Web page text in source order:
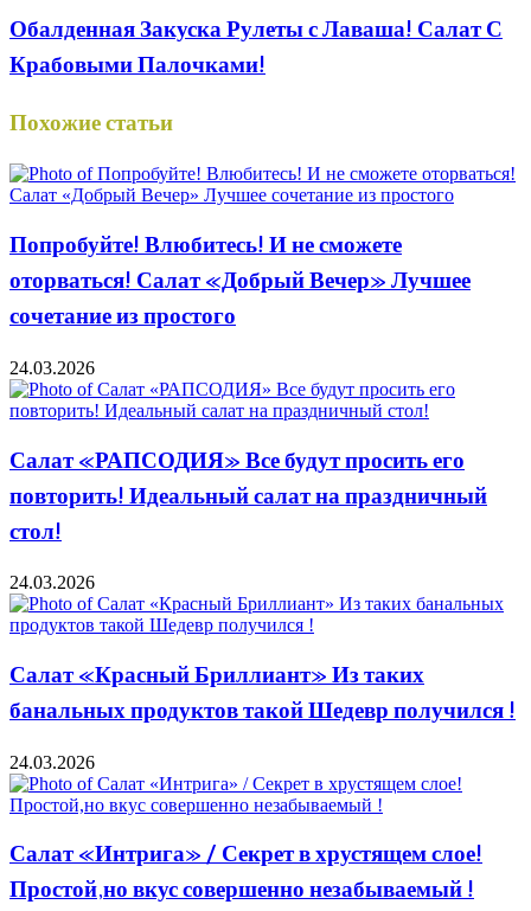
Обалденная Закуска Рулеты с Лаваша! Салат С
Крабовыми Палочками!
Похожие статьи
Попробуйте! Влюбитесь! И не сможете
оторваться! Салат «Добрый Вечер» Лучшее
сочетание из простого
24.03.2026
Салат «РАПСОДИЯ» Все будут просить его
повторить! Идеальный салат на праздничный
стол!
24.03.2026
Салат «Красный Бриллиант» Из таких
банальных продуктов такой Шедевр получился !
24.03.2026
Салат «Интрига» / Секрет в хрустящем слое!
Простой,но вкус совершенно незабываемый !